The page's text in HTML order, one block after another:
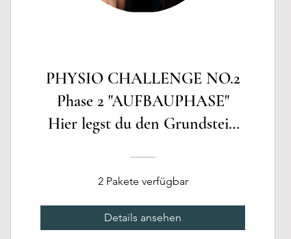
PHYSIO CHALLENGE NO.2
Phase 2 "AUFBAUPHASE"
Hier legst du den Grundstein
2 Pakete verfügbar
Details ansehen